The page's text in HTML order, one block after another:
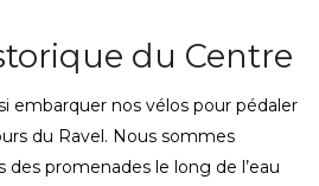
du Centre
embarquer nos vélos pour pédaler
du Ravel. Nous sommes
promenades le long de l’eau